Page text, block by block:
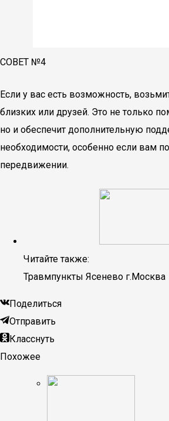
СОВЕТ №4
Если у вас есть возможность,
близких или друзей. Это не только
но и обеспечит дополнительную
необходимости, особенно если вам
передвижении.
Читайте также:
Травмпункты Ясенево г.Москва
Поделиться
Отправить
Класснуть
Похожее